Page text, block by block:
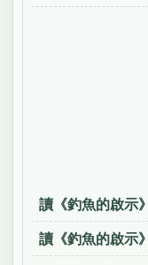
讀《釣魚的啟示
讀《釣魚的啟示